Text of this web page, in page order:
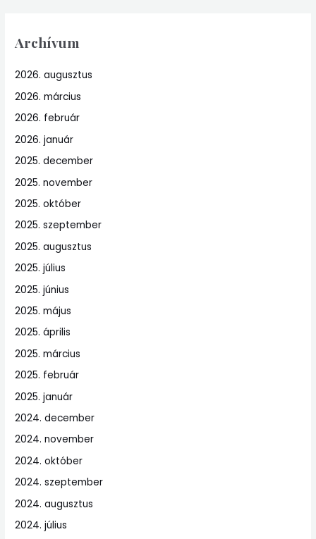
Archívum
2026. augusztus
2026. március
2026. február
2026. január
2025. december
2025. november
2025. október
2025. szeptember
2025. augusztus
2025. július
2025. június
2025. május
2025. április
2025. március
2025. február
2025. január
2024. december
2024. november
2024. október
2024. szeptember
2024. augusztus
2024. július